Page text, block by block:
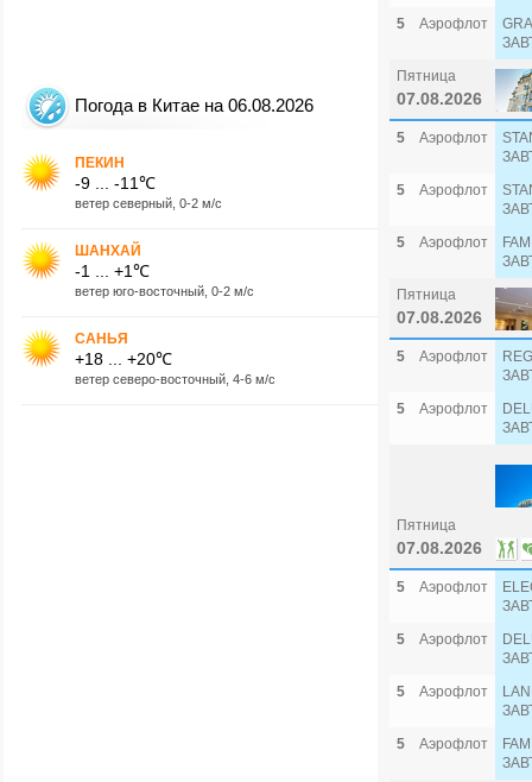
Погода в Китае на 06.08.2026
ПЕКИН
-9 ... -11℃
ветер северный, 0-2 м/с
ШАНХАЙ
-1 ... +1℃
ветер юго-восточный, 0-2 м/с
САНЬЯ
+18 ... +20℃
ветер северо-восточный, 4-6 м/с
5
Аэрофлот
Пятница
07.08.2026
5 Аэрофлот
5
Аэрофлот
5
Аэрофлот
Пятница
07.08.2026
5 Аэрофлот
5
Аэрофлот
Пятница
07.08.2026
5 Аэрофлот
5
Аэрофлот
5
Аэрофлот
5
Аэрофлот